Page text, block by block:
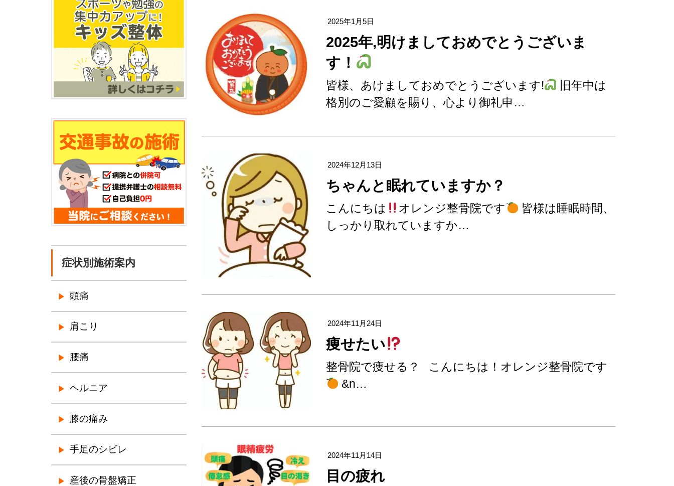
2025年1月5日
2025年,明けましておめでとうございま
す！
皆様、あけましておめでとうございます!
旧年中は
格別のご愛顧を賜り、心より御礼申…
2024年12月13日
ちゃんと眠れていますか？
こんにちは オレンジ整骨院です
皆様は睡眠時間、
しっかり取れていますか…
2024年11月24日
痩せたい
整骨院で痩せる？ こんにちは！オレンジ整骨院です
&n…
2024年11月14日
目の疲れ
症状別施術案内
頭痛
肩こり
腰痛
ヘルニア
膝の痛み
手足のシビレ
産後の骨盤矯正